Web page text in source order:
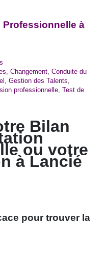
Professionnelle à
Changement, Conduite du
Gestion des Talents
professionnelle Test de
Bilan
ou votre
àLancié
pour trouver la